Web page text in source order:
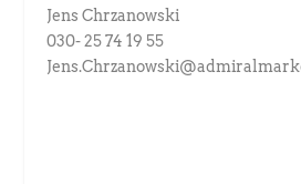
Jens Chrzanowski
030- 25 74 19 55